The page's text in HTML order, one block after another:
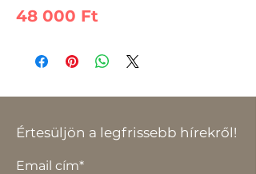
48 000 Ft
Értesüljön a legfrissebb hírekről!
Email cím*